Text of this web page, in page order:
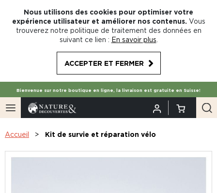
Nous utilisons des cookies pour optimiser votre
expérience utilisateur et améliorer nos contenus. Vous
trouverez notre politique de traitement des données en
suivant ce lien : En savoir plus
ACCEPTER ET FERMER
Bienvenue sur notre boutique en ligne, la livraison est gratuite en Suisse!
Accueil Kit de survie et réparation vélo